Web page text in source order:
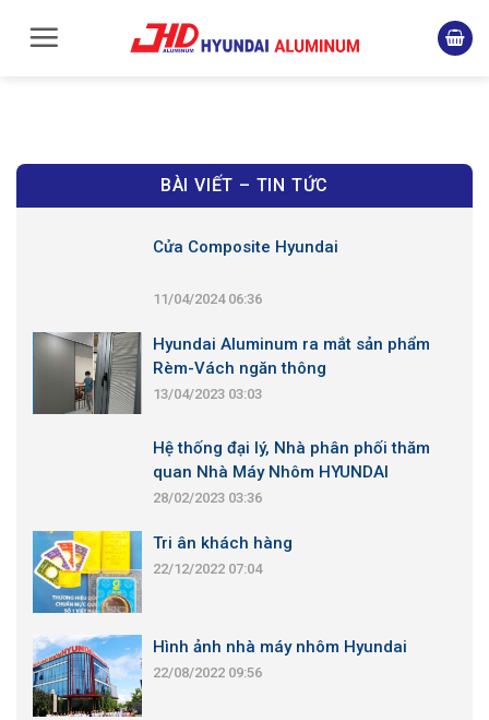
BÀI VIẾT – TIN TỨC
Cửa Composite Hyundai
11/04/2024 06:36
Hyundai Aluminum ra mắt sản phẩm
Rèm-Vách ngăn thông
13/04/2023 03:03
Hệ thống đại lý, Nhà phân phối thăm
quan Nhà Máy Nhôm HYUNDAI
28/02/2023 03:36
Tri ân khách hàng
22/12/2022 07:04
Hình ảnh nhà máy nhôm Hyundai
22/08/2022 09:56